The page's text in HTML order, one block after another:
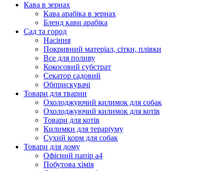
Кава в зернах
Кава арабіка в зернах
Бленд кави арабіка
Сад та город
Насіння
Покривний матеріал, сітки, плівки
Все для поливу
Кокосовий субстрат
Секатор садовий
Обприскувачі
Товари для тварин
Охолоджуючий килимок для собак
Охолоджуючий килимок для котів
Товари для котів
Килимки для тераріуму
Сухий корм для собак
Товари для дому
Офісний папір а4
Побутова хімія